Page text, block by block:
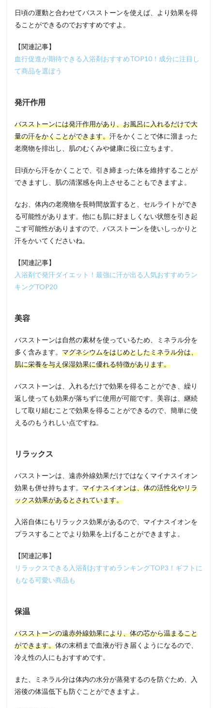
日頃の運動と合わせてバスストーンを使えば、より効果を得
ることができるのでおすすめですよ。
【関連記事】
血行促進が期待できる入浴剤おすすめTOP10！成分に注目し
て商品を選ぼう
発汗作用
バスストーンには発汗作用があり、お風呂に入れるだけで大
量の汗をかくことができます。汗をかくことで体に溜まった
老廃物を排出し、肌のむくみや健康に役に立ちます。
日頃から汗をかくことで、引き締まった体を維持することが
できますし、肌の清潔感を向上させることもできますよ。
なお、体内の老廃物を長時間放置すると、セルライトができ
る可能性があります。他にも肌に好ましくない状態を引き起
こす可能性がありますので、バスストーンを使いしっかりと
汗をかいてくださいね。
【関連記事】
入浴剤で発汗ダイエット！最強に汗が出る人気おすすめラン
キングTOP20
美容
バスストーンは自然の素材を使っているため、ミネラル分を
多く含みます。 マグネシウムをはじめとしたミネラル分は、
肌に栄養を与え保湿効果に優れる特徴があります。
バスストーンは、入れるだけで効果を得ることができ、繰り
返し使っても効果が落ちずに使用が可能です。美容は、継続
して取り組むことで効果を得ることができるので、簡単に使
えるのもうれしい点ですね。
リラックス
バスストーンは、遠赤外線効果だけではなくマイナスイオン
効果も併せ持ちます。 マイナスイオンは、体の活性化やリラ
ックス効果があるとされています。
入浴自体にもリラックス効果があるので、マイナスイオンを
プラスすることでより効果を上げることができますよ。
【関連記事】
リラックスできる入浴剤おすすめランキングTOP3！ギフトに
もなる可愛い商品も
保温
バスストーンの遠赤外線効果により、体の芯から温まること
ができます。体の末梢まで血液が行き届くようになるので、
冷え性の人にもおすすめです。
また、ミネラル分は体内の水分が蒸発するのを防ぐため、入
浴後の体温低下も防ぐことができますよ。